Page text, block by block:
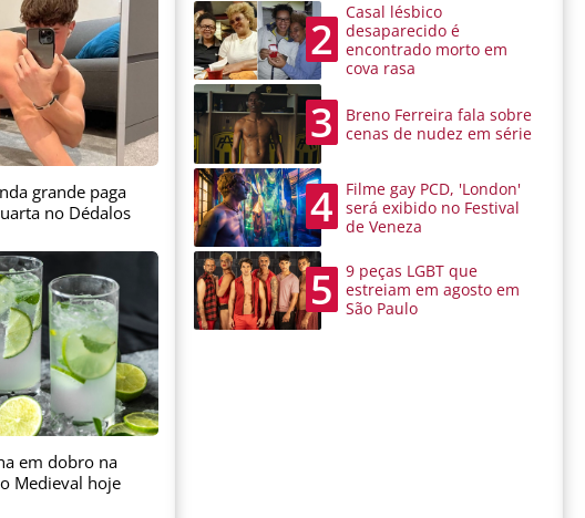
grande paga
no Dédalos
em dobro na
Medieval hoje
2
Casal lésbico
desaparecido é
encontrado morto em
cova rasa
3
Breno Ferreira fala sobre
cenas de nudez em série
4
Filme gay PCD, 'London'
será exibido no Festival
de Veneza
5
9 peças LGBT que
estreiam em agosto em
São Paulo